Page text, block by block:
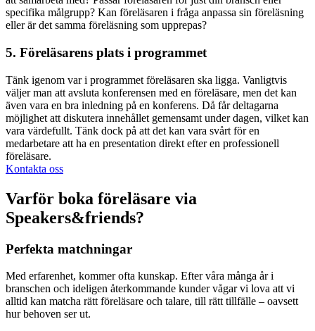
specifika målgrupp? Kan föreläsaren i fråga anpassa sin föreläsning
eller är det samma föreläsning som upprepas?
5. Föreläsarens plats i programmet
Tänk igenom var i programmet föreläsaren ska ligga. Vanligtvis
väljer man att avsluta konferensen med en föreläsare, men det kan
även vara en bra inledning på en konferens. Då får deltagarna
möjlighet att diskutera innehållet gemensamt under dagen, vilket kan
vara värdefullt. Tänk dock på att det kan vara svårt för en
medarbetare att ha en presentation direkt efter en professionell
föreläsare.
Kontakta oss
Varför boka föreläsare via
Speakers&friends?
Perfekta matchningar
Med erfarenhet, kommer ofta kunskap. Efter våra många år i
branschen och ideligen återkommande kunder vågar vi lova att vi
alltid kan matcha rätt föreläsare och talare, till rätt tillfälle – oavsett
hur behoven ser ut.